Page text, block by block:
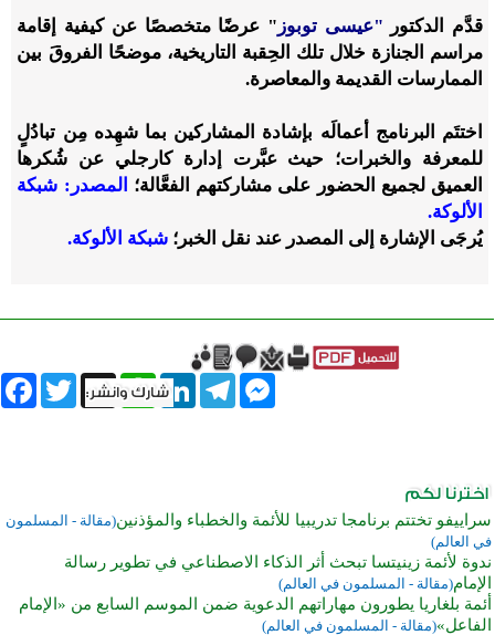
قدَّم الدكتور "عيسى توبوز " عرضًا متخصصًا عن كيفية إقامة
مراسم الجنازة خلال تلك الحِقبة التاريخية، موضحًا الفروقَ بين
الممارسات القديمة والمعاصرة.
اختتَم البرنامج أعمالَه بإشادة المشاركين بما شهِده مِن تبادُلٍ
للمعرفة والخبرات؛ حيث عبَّرت إدارة كارجلي عن شُكرها
العميق لجميع الحضور على مشاركتهم الفعَّالة؛ المصدر: شبكة
الألوكة.
يُرجَى الإشارة إلى المصدر عند نقل الخبر؛ شبكة الألوكة.
Twitter X
WhatsAppLinkedInTelegram
Messenger
سراييفو تختتم برنامجا تدريبيا للأئمة والخطباء والمؤذنين(مقالة - المسلمون
في العالم)
ندوة لأئمة زينيتسا تبحث أثر الذكاء الاصطناعي في تطوير رسالة
الإمام(مقالة - المسلمون في العالم)
أئمة بلغاريا يطورون مهاراتهم الدعوية ضمن الموسم السابع من «الإمام
الفاعل»(مقالة - المسلمون في العالم)